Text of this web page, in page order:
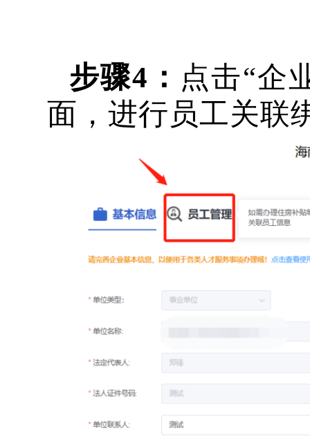
步骤4： 点击“企
面，进行员工关联